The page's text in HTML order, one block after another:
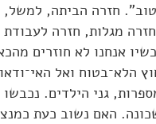
חזרה הביתה,
מגלות, חזרה
אנחנו לא חוזרים
הלא־בטוח ואל
גני הילדים.
האם נשוב כעת